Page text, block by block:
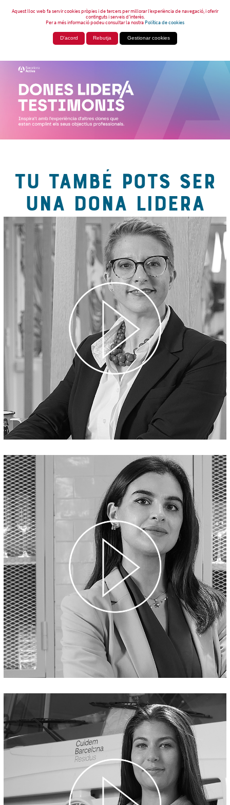
Aquest lloc web fa servir cookies pròpies i de tercers per millorar l’experiència de navegació, i oferir
continguts i serveis d’interès.
Per a més informació podeu consultar la nostraPolítica de cookies
D'acord Rebutja Gestionar cookies
TU TAMBÉ POTS SER
UNA DONA LIDERA